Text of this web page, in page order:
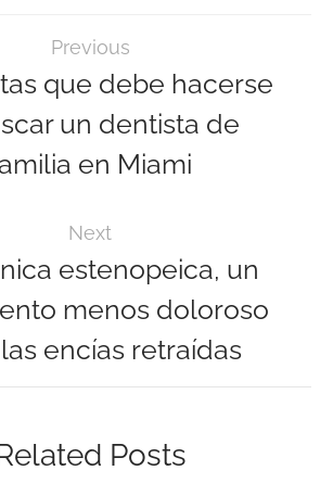
Previous
que debe hacerse
un dentista de
en Miami
Next
estenopeica, un
menos doloroso
encías retraídas
Posts